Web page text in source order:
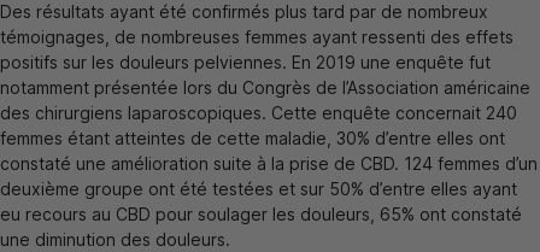
Des résultats ayant été confirmés plus tard par de nombreux
témoignages, de nombreuses femmes ayant ressenti des effets
positifs sur les douleurs pelviennes. En 2019 une enquête fut
notamment présentée lors du Congrès de l’Association américaine
des chirurgiens laparoscopiques. Cette enquête concernait 240
femmes étant atteintes de cette maladie, 30% d’entre elles ont
constaté une amélioration suite à la prise de CBD. 124 femmes d’un
deuxième groupe ont été testées et sur 50% d’entre elles ayant
eu recours au CBD pour soulager les douleurs, 65% ont constaté
une diminution des douleurs.